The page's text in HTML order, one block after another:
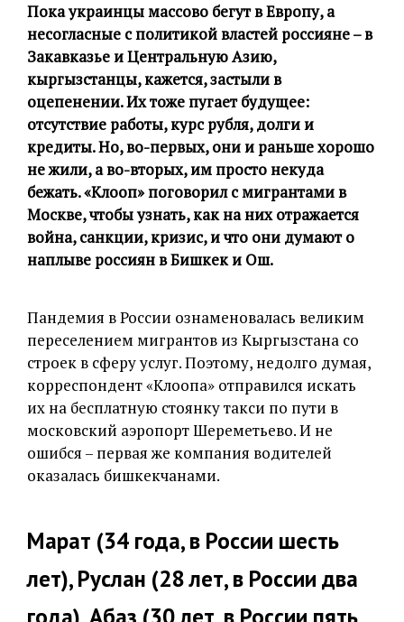
Пока украинцы массово бегут в Европу, а
несогласные с политикой властей россияне – в
Закавказье и Центральную Азию,
кыргызстанцы, кажется, застыли в
оцепенении. Их тоже пугает будущее:
отсутствие работы, курс рубля, долги и
кредиты. Но, во-первых, они и раньше хорошо
не жили, а во-вторых, им просто некуда
бежать. «Клооп» поговорил с мигрантами в
Москве, чтобы узнать, как на них отражается
война, санкции, кризис, и что они думают о
наплыве россиян в Бишкек и Ош.
Пандемия в России ознаменовалась великим
переселением мигрантов из Кыргызстана со
строек в сферу услуг. Поэтому, недолго думая,
корреспондент «Клоопа» отправился искать
их на бесплатную стоянку такси по пути в
московский аэропорт Шереметьево. И не
ошибся – первая же компания водителей
оказалась бишкекчанами.
Марат (34 года, в России шесть
лет), Руслан (28 лет, в России два